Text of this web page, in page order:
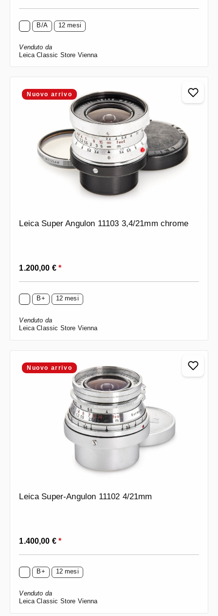
B/A 12 mesi
Venduto da
Leica Classic Store Vienna
Nuovo arrivo
Leica Super Angulon 11103 3,4/21mm chrome
Prezzo normale:
1.200,00 €*
B+ 12 mesi
Venduto da
Leica Classic Store Vienna
Nuovo arrivo
Leica Super-Angulon 11102 4/21mm
Prezzo normale:
1.400,00 €*
B+ 12 mesi
Venduto da
Leica Classic Store Vienna